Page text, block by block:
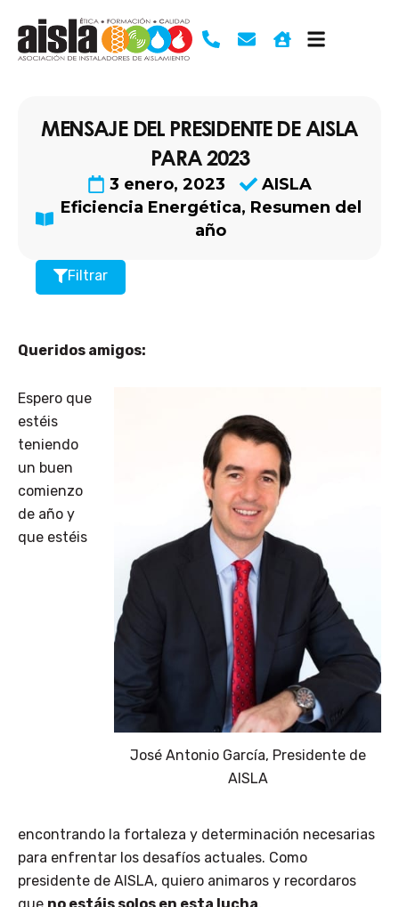
contenido
MENSAJE DEL PRESIDENTE DE AISLA
PARA 2023
3 enero, 2023
AISLA
Eficiencia Energética, Resumen del
año
Filtrar
Queridos amigos:
José Antonio García, Presidente de
AISLA
Espero que
estéis
teniendo
un buen
comienzo
de año y
que estéis
encontrando la fortaleza y determinación necesarias
para enfrentar los desafíos actuales. Como
presidente de AISLA, quiero animaros y recordaros